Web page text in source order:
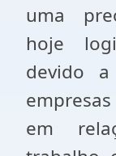
uma
hoje
devido
em